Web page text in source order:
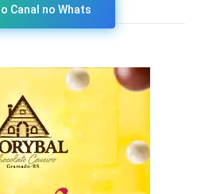
Canal no Whats